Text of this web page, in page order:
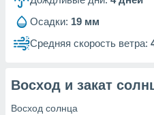
рекламы
сведения
наших 1199
Осадки: 19 мм
Средняя скорость ветра:
Восход и закат
Восход солнца